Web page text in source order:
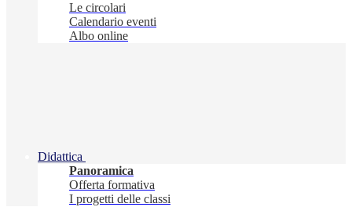
Le circolari
Calendario eventi
Albo online
Didattica
Panoramica
Offerta formativa
I progetti delle classi